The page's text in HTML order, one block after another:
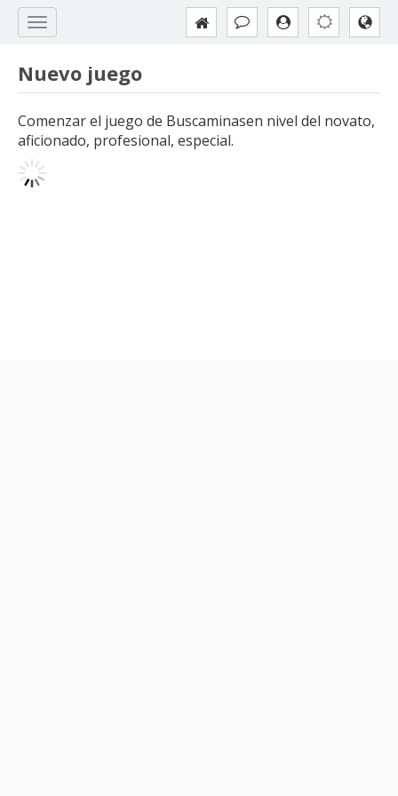
Nuevo juego
Comenzar el juego de Buscaminasen nivel del novato,
aficionado, profesional, especial.